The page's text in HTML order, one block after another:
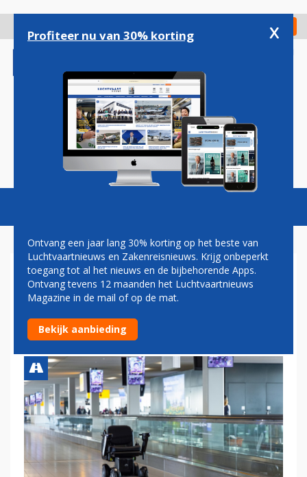
gaan
Check in
Magazine Podcasts Vacatures
SCHIPHOL GEEFT VERVOLG
AAN TEST MET
ZELFRIJDENDE ROLSTOELEN
Profiteer nu van 30% korting x
Ontvang een jaar lang 30% korting op het beste van
Luchtvaartnieuws en Zakenreisnieuws. Krijg onbeperkt
toegang tot al het nieuws en de bijbehorende Apps.
Ontvang tevens 12 maanden het Luchtvaartnieuws
Magazine in de mail of op de mat.
Bekijk aanbieding